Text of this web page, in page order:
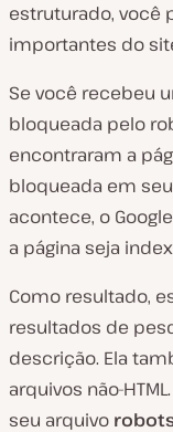
estruturado, você
importantes do
Se você recebeu
bloqueada pelo
encontraram a
bloqueada em
acontece, o
a página seja
Como resultado,
resultados de
descrição. Ela
arquivos não-
seu arquivo